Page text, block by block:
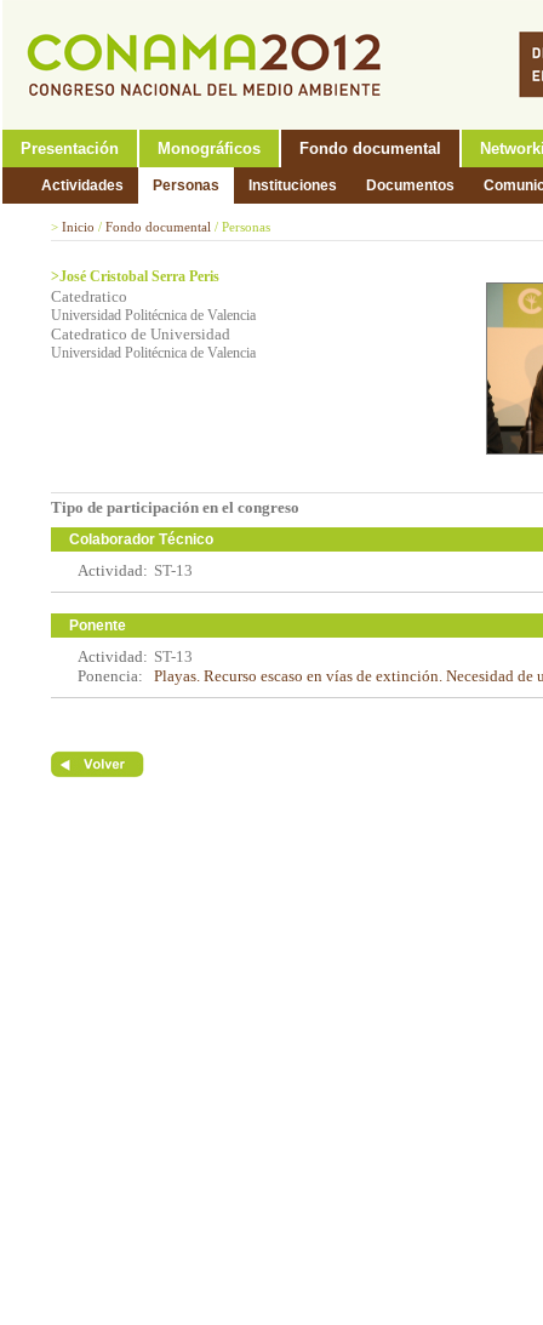
Presentación Monográficos Fondo documental
Actividades Personas Instituciones Documentos
> Inicio / Fondo documental / Personas
>José Cristobal Serra Peris
Catedratico
Universidad Politécnica de Valencia
Catedratico de Universidad
Universidad Politécnica de Valencia
Tipo de participación en el congreso
Colaborador Técnico
Actividad: ST-13
Ponente
Actividad: ST-13
Ponencia:
Playas. Recurso escaso en vías de extinción. Necesidad de